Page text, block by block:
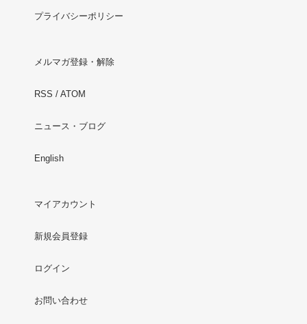
プライバシーポリシー
メルマガ登録・解除
RSS / ATOM
ニュース・ブログ
English
マイアカウント
新規会員登録
ログイン
お問い合わせ